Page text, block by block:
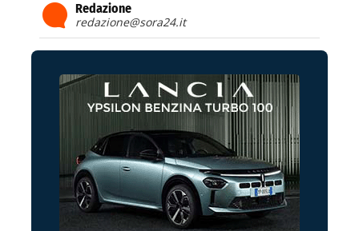
Redazione
redazione@sora24.it